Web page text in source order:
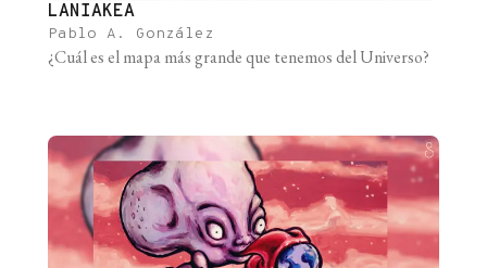
LANIAKEA
Pablo A. González
¿Cuál es el mapa más grande que tenemos del Universo?